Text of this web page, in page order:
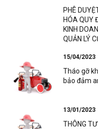
PHÊ
HÓA QUY
KINH
QUẢN LÝ
15/04/2023
Tháo gỡ
bảo đảm
13/01/2023
THÔNG